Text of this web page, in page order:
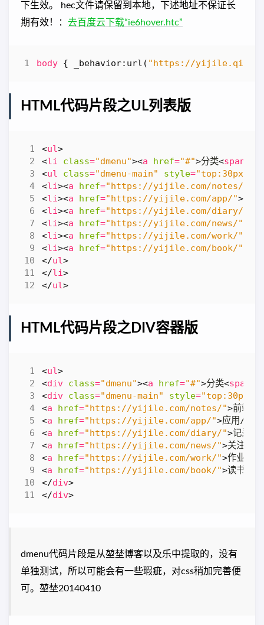
下生效。 hec文件请保留到本地，下述地址不保证长
期有效！： 去百度云下载“ie6hover.htc”
body { _behavior: url ( "https://
HTML代码片段之UL列表版
<ul>
<li class="dmenu"><a href="#">分类<span
<ul class="dmenu-main" style="top:30px;
<li><a href="https://yijile.com/notes/"
<li><a href="https://yijile.com/app/">
<li><a href="https://yijile.com/diary/"
<li><a href="https://yijile.com/news/"
<li><a href="https://yijile.com/work/"
<li><a href="https://yijile.com/book/"
</ul>
</li>
</ul>
HTML代码片段之DIV容器版
<ul>
<div class="dmenu"><a href="#">分类<span
<div class="dmenu-main" style="top:30px;
<a href="https://yijile.com/notes/">前端/
<a href="https://yijile.com/app/">应用/10
<a href="https://yijile.com/diary/">记录/
<a href="https://yijile.com/news/">关注/
<a href="https://yijile.com/work/">作业/3
<a href="https://yijile.com/book/">读书/1
</div>
</div>
dmenu代码片段是从堃埜博客以及乐中提取的，没有
单独测试，所以可能会有一些瑕疵，对css稍加完善便
可。堃埜20140410